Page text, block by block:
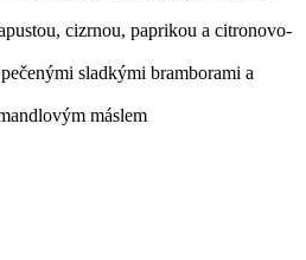
cizrnou, paprikou a citronovo-
sladkými bramborami a
máslem